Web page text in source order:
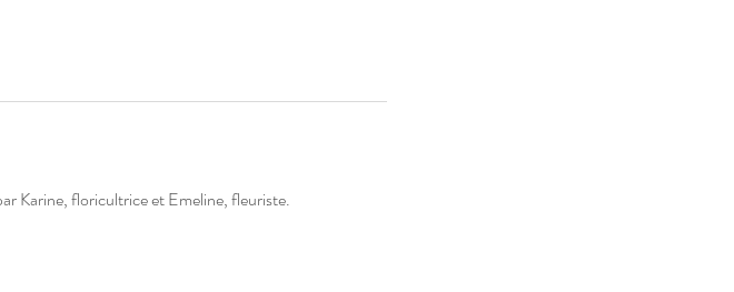
Karine, floricultrice et Emeline, fleuriste.